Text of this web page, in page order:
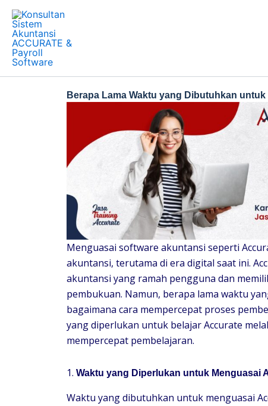
Skip
content
Berapa Lama Waktu yang Dibutuhkan
Menguasai software akuntansi seperti
akuntansi, terutama di era digital saat ini.
akuntansi yang ramah pengguna dan
pembukuan. Namun, berapa lama waktu
bagaimana cara mempercepat proses
yang diperlukan untuk belajar Accurate
mempercepat pembelajaran.
1. Waktu yang Diperlukan untuk Menguasai
Waktu yang dibutuhkan untuk menguasai